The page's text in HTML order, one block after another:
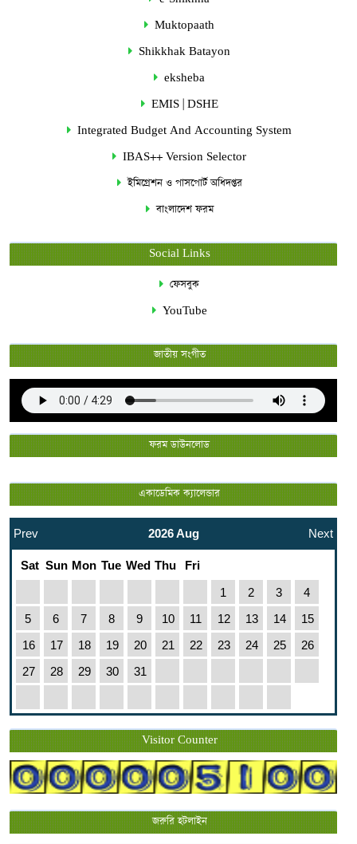
Muktopaath
Shikkhak Batayon
eksheba
EMIS | DSHE
Integrated Budget And Accounting System
IBAS++ Version Selector
ইমিগ্রেশন ও পাসপোর্ট অধিদপ্তর
বাংলাদেশ ফরম
Social Links
ফেসবুক
YouTube
জাতীয় সংগীত
ফরম ডাউনলোড
একাডেমিক ক্যালেন্ডার
Prev 2026 Aug Next
Sat Sun Mon Tue Wed Thu
Fri
1
2 3
4
5
6 7 8 9 10 11 12 13 14
15
16
17 18 19 20 21 22 23 24 25
26
27
28 29 30 31
Visitor Counter
জরুরি হটলাইন